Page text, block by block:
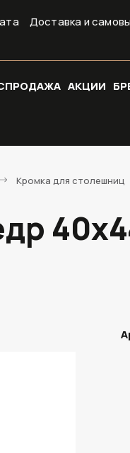
Доставка и
АКЦИИ
Кромка для столешниц